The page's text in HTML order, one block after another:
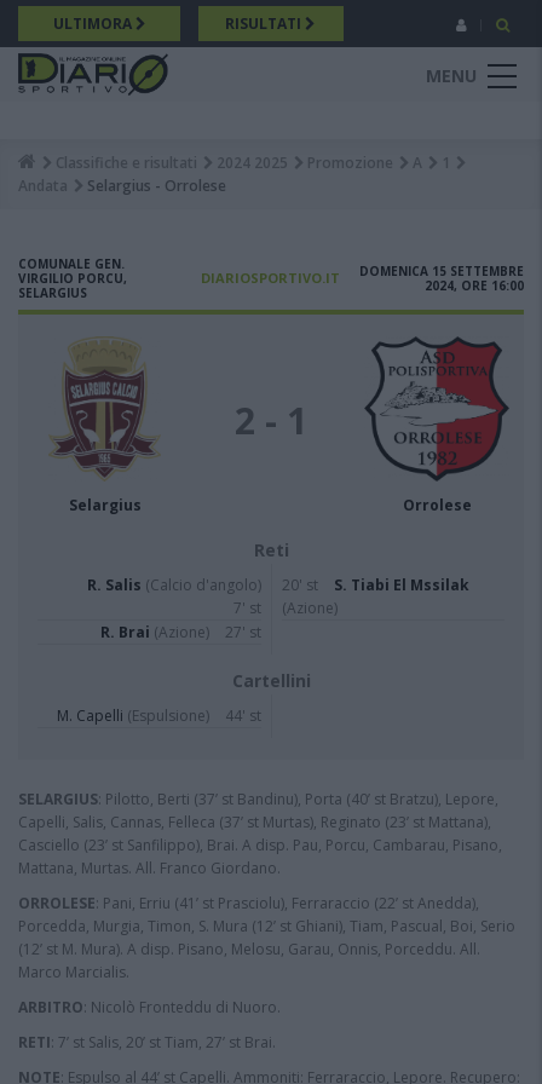
Salta
al
contenuto
principale
ULTIMORA RISULTATI
MENU
Breadcrumb
Classifiche e risultati 2024 2025 Promozione A
1
Andata
Selargius - Orrolese
COMUNALE GEN.
VIRGILIO PORCU,
SELARGIUS
DIARIOSPORTIVO.IT
DOMENICA 15 SETTEMBRE
2024, ORE 16:00
Selargius
2 - 1
Orrolese
Reti
R. Salis (Calcio d'angolo)
7' st
R. Brai (Azione) 27' st
20' st
S. Tiabi El Mssilak
(Azione)
Cartellini
M. Capelli (Espulsione) 44' st
SELARGIUS: Pilotto, Berti (37’ st Bandinu), Porta (40’ st Bratzu), Lepore,
Capelli, Salis, Cannas, Felleca (37’ st Murtas), Reginato (23’ st Mattana),
Casciello (23’ st Sanfilippo), Brai. A disp. Pau, Porcu, Cambarau, Pisano,
Mattana, Murtas. All. Franco Giordano.
ORROLESE: Pani, Erriu (41’ st Prasciolu), Ferraraccio (22’ st Anedda),
Porcedda, Murgia, Timon, S. Mura (12’ st Ghiani), Tiam, Pascual, Boi, Serio
(12’ st M. Mura). A disp. Pisano, Melosu, Garau, Onnis, Porceddu. All.
Marco Marcialis.
ARBITRO: Nicolò Fronteddu di Nuoro.
RETI: 7’ st Salis, 20’ st Tiam, 27’ st Brai.
NOTE: Espulso al 44’ st Capelli. Ammoniti: Ferraraccio, Lepore. Recupero: